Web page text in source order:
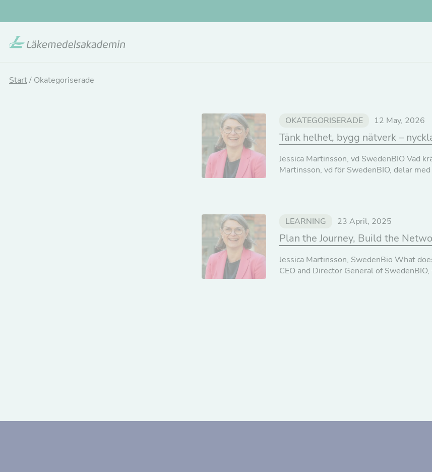
content
Start/ Okategoriserade
OKATEGORISERADE 12 May, 2026
Tänk helhet, bygg nätverk –
Jessica Martinsson, vd SwedenBIO Vad
Martinsson, vd för SwedenBIO, delar
LEARNING 23 April, 2025
Plan the Journey, Build the
Jessica Martinsson, SwedenBio What
CEO and Director General of